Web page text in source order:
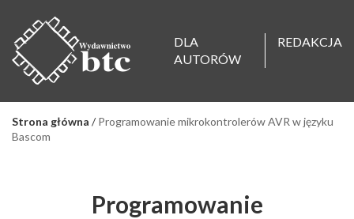
DLA
AUTORÓW
REDAKCJA
Strona główna / Programowanie mikrokontrolerów AVR w języku
Bascom
Programowanie